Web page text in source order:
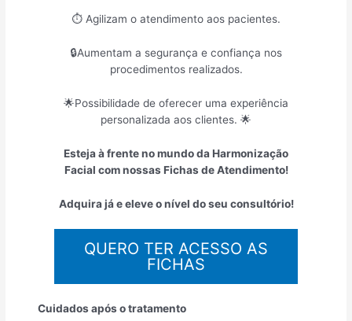
⏱️ Agilizam o atendimento aos pacientes.
🔒Aumentam a segurança e confiança nos
procedimentos realizados.
🌟Possibilidade de oferecer uma experiência
personalizada aos clientes. 🌟
Esteja à frente no mundo da Harmonização
Facial com nossas Fichas de Atendimento!
Adquira já e eleve o nível do seu consultório!
QUERO TER ACESSO AS
FICHAS
Cuidados após o tratamento